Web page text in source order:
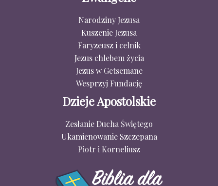
Narodziny Jezusa
Kuszenie Jezusa
Faryzeusz i celnik
Jezus chlebem życia
Jezus w Getsemane
Wesprzyj Fundację
Dzieje Apostolskie
Zesłanie Ducha Świętego
Ukamienowanie Szczepana
Piotr i Korneliusz